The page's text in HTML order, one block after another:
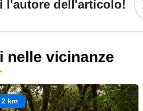
l'autore dell'articolo!
nelle vicinanze
km